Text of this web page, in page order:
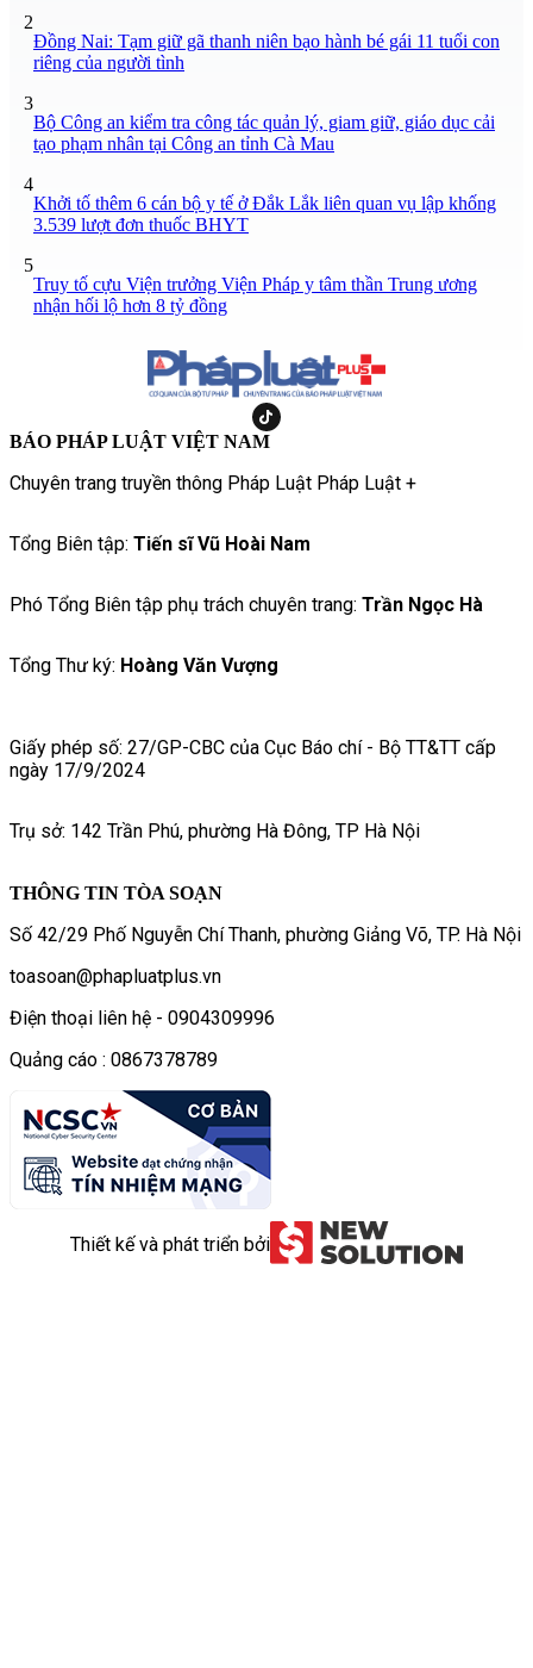
2
Đồng Nai: Tạm giữ gã thanh niên bạo hành bé gái 11 tuổi con
riêng của người tình
3
Bộ Công an kiểm tra công tác quản lý, giam giữ, giáo dục cải
tạo phạm nhân tại Công an tỉnh Cà Mau
4
Khởi tố thêm 6 cán bộ y tế ở Đắk Lắk liên quan vụ lập khống
3.539 lượt đơn thuốc BHYT
5
Truy tố cựu Viện trưởng Viện Pháp y tâm thần Trung ương
nhận hối lộ hơn 8 tỷ đồng
BÁO PHÁP LUẬT VIỆT NAM
Chuyên trang truyền thông Pháp Luật Pháp Luật +
Tổng Biên tập: Tiến sĩ Vũ Hoài Nam
Phó Tổng Biên tập phụ trách chuyên trang: Trần Ngọc Hà
Tổng Thư ký: Hoàng Văn Vượng
Giấy phép số: 27/GP-CBC của Cục Báo chí - Bộ TT&TT cấp
ngày 17/9/2024
Trụ sở: 142 Trần Phú, phường Hà Đông, TP Hà Nội
THÔNG TIN TÒA SOẠN
Số 42/29 Phố Nguyễn Chí Thanh, phường Giảng Võ, TP. Hà Nội
toasoan@phapluatplus.vn
Điện thoại liên hệ - 0904309996
Quảng cáo : 0867378789
Thiết kế và phát triển bởi